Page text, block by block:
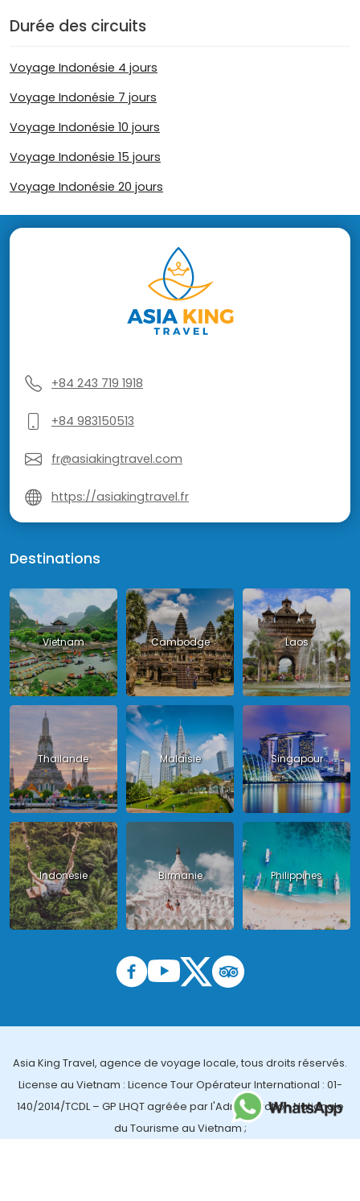
Durée des circuits
Voyage Indonésie 4 jours
Voyage Indonésie 7 jours
Voyage Indonésie 10 jours
Voyage Indonésie 15 jours
Voyage Indonésie 20 jours
+84 243 719 1918
+84 983150513
fr@asiakingtravel.com
https://asiakingtravel.fr
Destinations
Vietnam Cambodge Laos
Thailande Malaisie Singapour
Indonésie Birmanie Philippines
Asia King Travel, agence de voyage locale, tous droits réservés.
License au Vietnam : Licence Tour Opérateur International : 01-
140/2014/TCDL – GP LHQT agréée par l'Administration Nationale
du Tourisme au Vietnam ;